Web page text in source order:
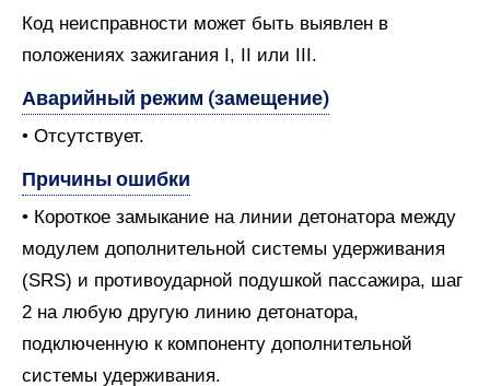
Код неисправности может быть выявлен в
положениях зажигания I, II или III.
Аварийный режим (замещение)
• Отсутствует.
Причины ошибки
• Короткое замыкание на линии детонатора между
модулем дополнительной системы удерживания
(SRS) и противоударной подушкой пассажира, шаг
2 на любую другую линию детонатора,
подключенную к компоненту дополнительной
системы удерживания.